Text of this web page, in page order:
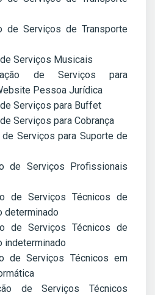
de Serviços de Transporte
Serviços Musicais
de Serviços para
Pessoa Jurídica
Serviços para Buffet
Serviços para Cobrança
Serviços para Suporte de
de Serviços Profissionais
de Serviços Técnicos de
determinado
de Serviços Técnicos de
indeterminado
de Serviços Técnicos em
de Serviços Técnicos